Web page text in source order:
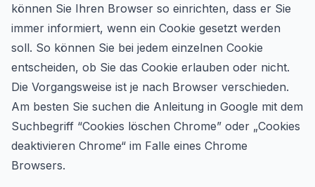
können Sie Ihren Browser so einrichten, dass er Sie
immer informiert, wenn ein Cookie gesetzt werden
soll. So können Sie bei jedem einzelnen Cookie
entscheiden, ob Sie das Cookie erlauben oder nicht.
Die Vorgangsweise ist je nach Browser verschieden.
Am besten Sie suchen die Anleitung in Google mit dem
Suchbegriff “Cookies löschen Chrome” oder „Cookies
deaktivieren Chrome“ im Falle eines Chrome
Browsers.